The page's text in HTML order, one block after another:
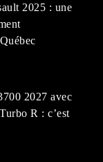
2025 : une
2027 avec
R : c’est